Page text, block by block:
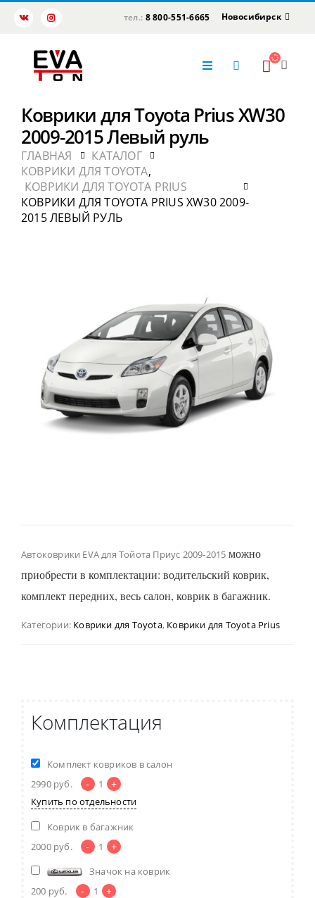
тел.: 8 800-551-6665 Новосибирск
Коврики для Toyota Prius XW30
2009-2015 Левый руль
ГЛАВНАЯ
КАТАЛОГ
КОВРИКИ ДЛЯ TOYOTA,
КОВРИКИ ДЛЯ TOYOTA PRIUS
КОВРИКИ ДЛЯ TOYOTA PRIUS XW30 2009-
2015 ЛЕВЫЙ РУЛЬ
Автоковрики EVA для Тойота Приус 2009-2015 можно
приобрести в комплектации: водительский коврик,
комплект передних, весь салон, коврик в багажник.
Категории: Коврики для Toyota, Коврики для Toyota Prius
Комплектация
Комплект ковриков в салон
2990 руб. - 1 +
Купить по отдельности
Коврик в багажник
2000 руб. - 1 +
Значок на коврик
200 руб. - 1 +